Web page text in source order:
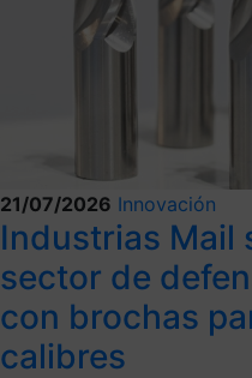
21/07/2026 Innovación
Industrias Mail
sector de
con brochas
calibres